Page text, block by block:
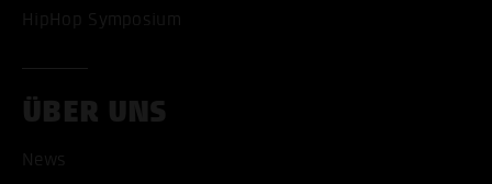
HipHop Symposium
ÜBER UNS
News